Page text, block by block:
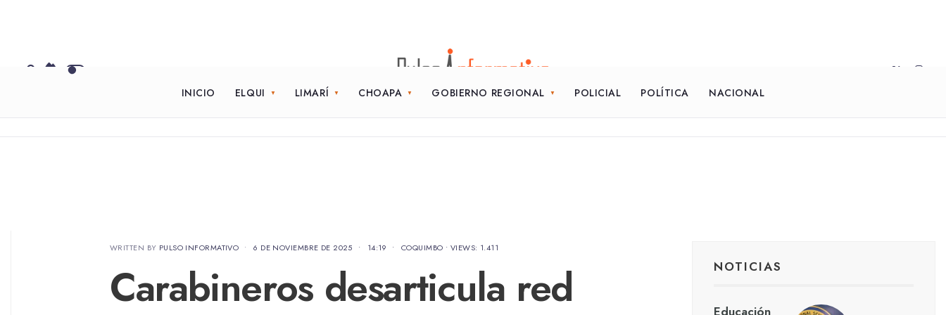
INICIO ELQUI LIMARÍ CHOAPA GOBIERNO REGIONAL POLICIAL POLÍTICA NACIONAL
WRITTEN BY PULSO INFORMATIVO • 6 DE NOVIEMBRE DE 2025 • 14:19 • COQUIMBO • VIEWS: 1.411
Carabineros desarticula red
NOTICIAS